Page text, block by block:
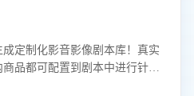
定制化影音影像剧本库！真实
品都可配置到剧本中进行针对